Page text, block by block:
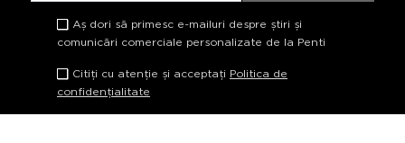
Aș dori să primesc e-mailuri despre știri și
comunicări comerciale personalizate de la Penti
Citiți cu atenție și acceptați Politica de
confidențialitate